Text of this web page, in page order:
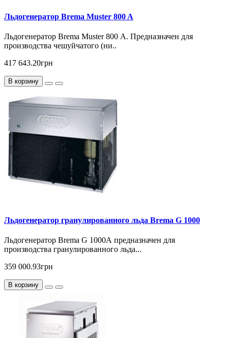
Льдогенератор Brema Muster 800 A
Льдогенератор Brema Muster 800 А. Предназначен для
производства чешуйчатого (ни..
417 643.20грн
В корзину
Льдогенератор гранулированного льда Brema G 1000
Льдогенератор Brema G 1000А предназначен для
производства гранулированного льда...
359 000.93грн
В корзину